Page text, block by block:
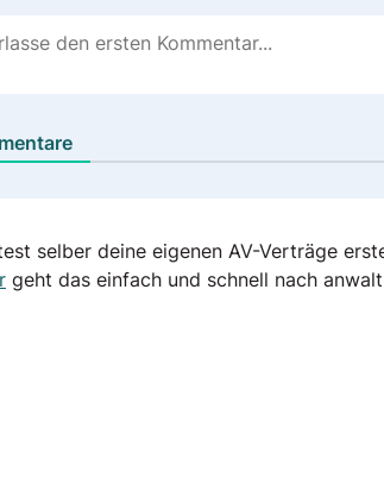
selber deine eigenen AV-Verträge
geht das einfach und schnell nach